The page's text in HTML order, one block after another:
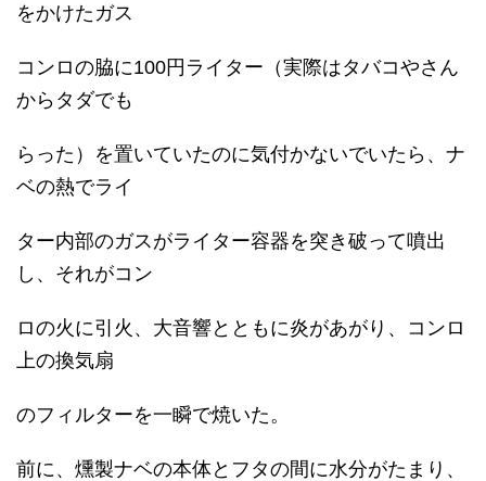
をかけたガス
コンロの脇に100円ライター（実際はタバコやさん
からタダでも
らった）を置いていたのに気付かないでいたら、ナ
ベの熱でライ
ター内部のガスがライター容器を突き破って噴出
し、それがコン
ロの火に引火、大音響とともに炎があがり、コンロ
上の換気扇
のフィルターを一瞬で焼いた。
前に、燻製ナベの本体とフタの間に水分がたまり、